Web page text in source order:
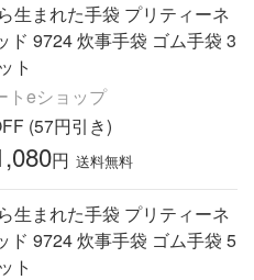
生まれた手袋 プリティーネ
ド 9724 炊事手袋 ゴム手袋 3
ト
トeショップ
(57円引き)
円 送料無料
生まれた手袋 プリティーネ
ド 9724 炊事手袋 ゴム手袋 5
ト